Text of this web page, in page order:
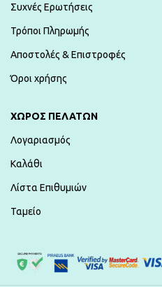
Συχνές Ερωτήσεις
Τρόποι Πληρωμής
Αποστολές & Επιστροφές
Όροι χρήσης
ΧΏΡΟΣ ΠΕΛΑΤΏΝ
Λογαριασμός
Καλάθι
Λίστα Επιθυμιών
Ταμείο